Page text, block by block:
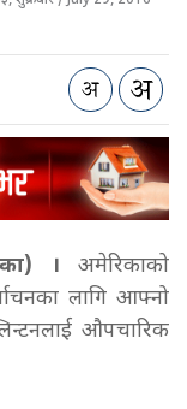
। अमेरिकाको
लागि आफ्नो
औपचारिक